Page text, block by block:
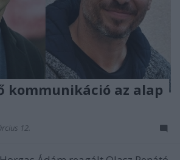
kommunikáció az alap
12.